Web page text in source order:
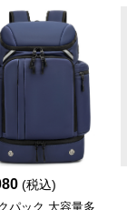
(税込)
パック 大容量多